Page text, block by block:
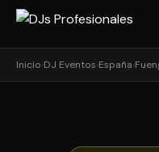
Inicio›DJ Eventos›España›